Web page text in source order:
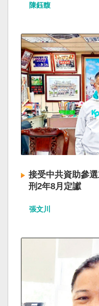
陳鈺馥
接受中共資助參
刑2年8月定讞
張文川